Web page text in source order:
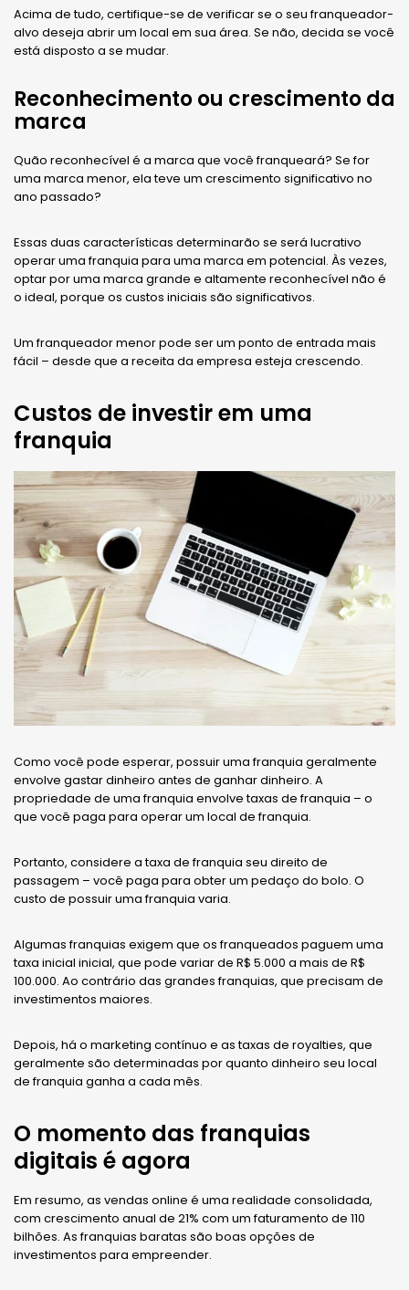
Acima de tudo, certifique-se de verificar se o seu franqueador-
alvo deseja abrir um local em sua área. Se não, decida se você
está disposto a se mudar.
Reconhecimento ou crescimento da
marca
Quão reconhecível é a marca que você franqueará? Se for
uma marca menor, ela teve um crescimento significativo no
ano passado?
Essas duas características determinarão se será lucrativo
operar uma franquia para uma marca em potencial. Às vezes,
optar por uma marca grande e altamente reconhecível não é
o ideal, porque os custos iniciais são significativos.
Um franqueador menor pode ser um ponto de entrada mais
fácil – desde que a receita da empresa esteja crescendo.
Custos de investir em uma
franquia
Como você pode esperar, possuir uma franquia geralmente
envolve gastar dinheiro antes de ganhar dinheiro. A
propriedade de uma franquia envolve taxas de franquia – o
que você paga para operar um local de franquia.
Portanto, considere a taxa de franquia seu direito de
passagem – você paga para obter um pedaço do bolo. O
custo de possuir uma franquia varia.
Algumas franquias exigem que os franqueados paguem uma
taxa inicial inicial, que pode variar de R$ 5.000 a mais de R$
100.000. Ao contrário das grandes franquias, que precisam de
investimentos maiores.
Depois, há o marketing contínuo e as taxas de royalties, que
geralmente são determinadas por quanto dinheiro seu local
de franquia ganha a cada mês.
O momento das franquias
digitais é agora
Em resumo, as vendas online é uma realidade consolidada,
com crescimento anual de 21% com um faturamento de 110
bilhões. As franquias baratas são boas opções de
investimentos para empreender.